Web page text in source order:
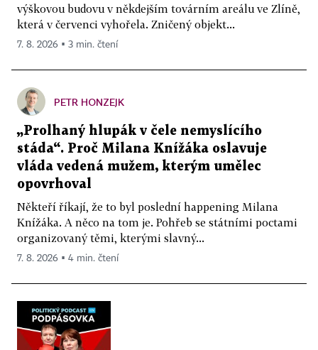
výškovou budovu v někdejším továrním areálu ve Zlíně,
která v červenci vyhořela. Zničený objekt...
7. 8. 2026 ▪ 3 min. čtení
PETR HONZEJK
„Prolhaný hlupák v čele nemyslícího
stáda“. Proč Milana Knížáka oslavuje
vláda vedená mužem, kterým umělec
opovrhoval
Někteří říkají, že to byl poslední happening Milana
Knížáka. A něco na tom je. Pohřeb se státními poctami
organizovaný těmi, kterými slavný...
7. 8. 2026 ▪ 4 min. čtení